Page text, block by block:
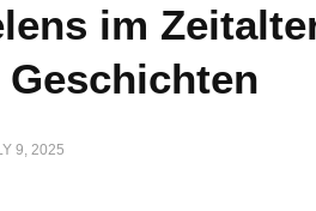
im
9, 2025